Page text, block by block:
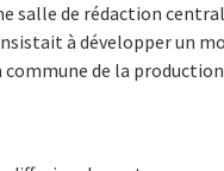
salle de rédaction
à développer un
de la